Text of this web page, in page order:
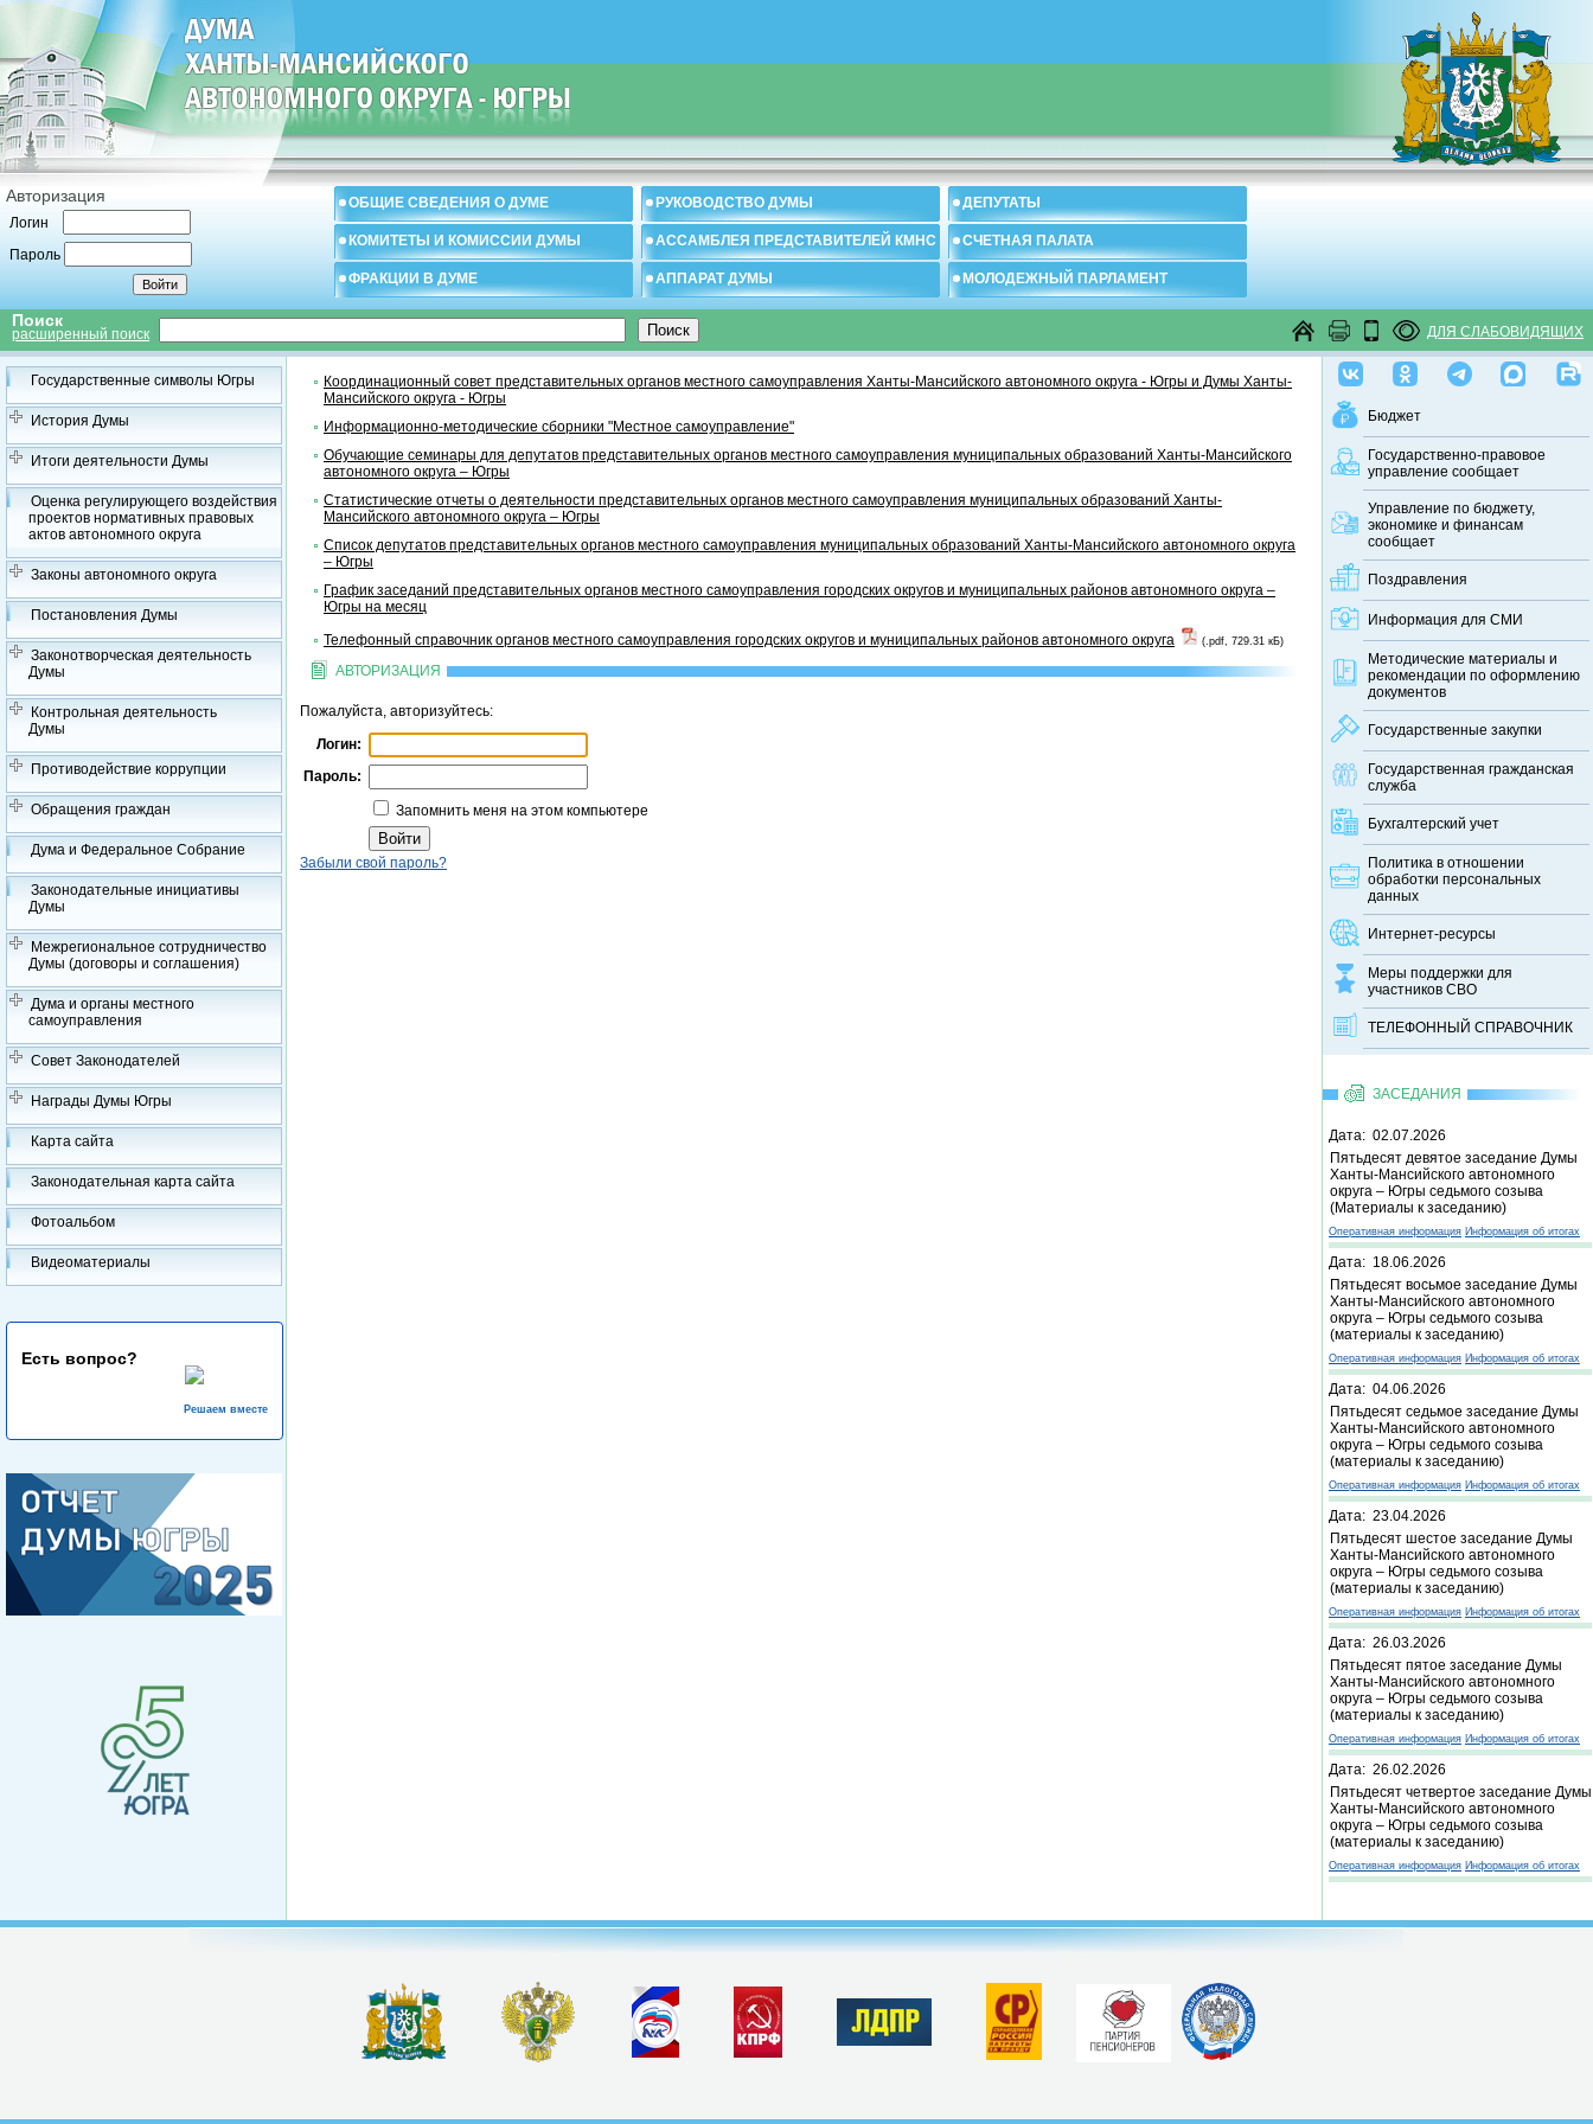
Авторизация
Логин
Пароль
ОБЩИЕ СВЕДЕНИЯ О ДУМЕ РУКОВОДСТВО ДУМЫ ДЕПУТАТЫ
КОМИТЕТЫ И КОМИССИИ ДУМЫ АССАМБЛЕЯ ПРЕДСТАВИТЕЛЕЙ КМНС СЧЕТНАЯ ПАЛАТА
ФРАКЦИИ В ДУМЕ АППАРАТ ДУМЫ МОЛОДЕЖНЫЙ ПАРЛАМЕНТ
Поиск
расширенный поиск ДЛЯ СЛАБОВИДЯЩИХ
Государственные символы Югры
История Думы
Итоги деятельности Думы
Оценка регулирующего воздействия
проектов нормативных правовых
актов автономного округа
Законы автономного округа
Постановления Думы
Законотворческая деятельность
Думы
Контрольная деятельность
Думы
Противодействие коррупции
Обращения граждан
Дума и Федеральное Собрание
Законодательные инициативы
Думы
Межрегиональное сотрудничество
Думы (договоры и соглашения)
Дума и органы местного
самоуправления
Совет Законодателей
Награды Думы Югры
Карта сайта
Законодательная карта сайта
Фотоальбом
Видеоматериалы
Есть вопрос?
Решаем вместе
Бюджет
Государственно-правовое
управление сообщает
Управление по бюджету,
экономике и финансам
сообщает
Поздравления
Информация для СМИ
Методические материалы и
рекомендации по оформлению
документов
Государственные закупки
Государственная гражданская
служба
Бухгалтерский учет
Политика в отношении
обработки персональных
данных
Интернет-ресурсы
Меры поддержки для
участников СВО
ТЕЛЕФОННЫЙ CПРАВОЧНИК
ЗАСЕДАНИЯ
Дата: 02.07.2026
Пятьдесят девятое заседание Думы
Ханты-Мансийского автономного
округа – Югры седьмого созыва
(Материалы к заседанию)
Оперативная информация Информация об итогах
Дата: 18.06.2026
Пятьдесят восьмое заседание Думы
Ханты-Мансийского автономного
округа – Югры седьмого созыва
(материалы к заседанию)
Оперативная информация Информация об итогах
Дата: 04.06.2026
Пятьдесят седьмое заседание Думы
Ханты-Мансийского автономного
округа – Югры седьмого созыва
(материалы к заседанию)
Оперативная информация Информация об итогах
Дата: 23.04.2026
Пятьдесят шестое заседание Думы
Ханты-Мансийского автономного
округа – Югры седьмого созыва
(материалы к заседанию)
Оперативная информация Информация об итогах
Дата: 26.03.2026
Пятьдесят пятое заседание Думы
Ханты-Мансийского автономного
округа – Югры седьмого созыва
(материалы к заседанию)
Оперативная информация Информация об итогах
Дата: 26.02.2026
Пятьдесят четвертое заседание Думы
Ханты-Мансийского автономного
округа – Югры седьмого созыва
(материалы к заседанию)
Оперативная информация Информация об итогах
Координационный совет представительных органов местного самоуправления Ханты-Мансийского автономного округа - Югры и Думы Ханты-
Мансийского округа - Югры
Информационно-методические сборники "Местное самоуправление"
Обучающие семинары для депутатов представительных органов местного самоуправления муниципальных образований Ханты-Мансийского
автономного округа – Югры
Статистические отчеты о деятельности представительных органов местного самоуправления муниципальных образований Ханты-
Мансийского автономного округа – Югры
Список депутатов представительных органов местного самоуправления муниципальных образований Ханты-Мансийского автономного округа
– Югры
График заседаний представительных органов местного самоуправления городских округов и муниципальных районов автономного округа –
Югры на месяц
Телефонный справочник органов местного самоуправления городских округов и муниципальных районов автономного округа
(.pdf, 729.31 кБ)
АВТОРИЗАЦИЯ
Пожалуйста, авторизуйтесь:
Логин:
Пароль:
Запомнить меня на этом компьютере
Забыли свой пароль?